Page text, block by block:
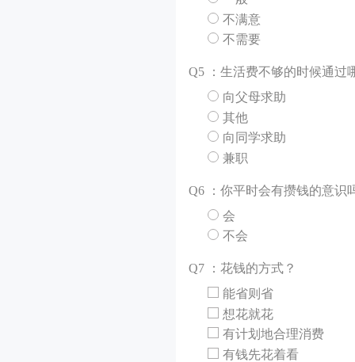
不满意
不需要
Q5 ：生活费不够的时候通过
向父母求助
其他
向同学求助
兼职
Q6 ：你平时会有攒钱的意识
会
不会
Q7 ：花钱的方式？
能省则省
想花就花
有计划地合理消费
有钱先花着看